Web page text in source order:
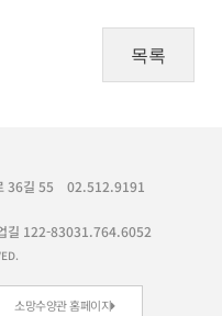
목록
36길 55 02.512.9191
길 122-83031.764.6052
소망수양관 홈페이지